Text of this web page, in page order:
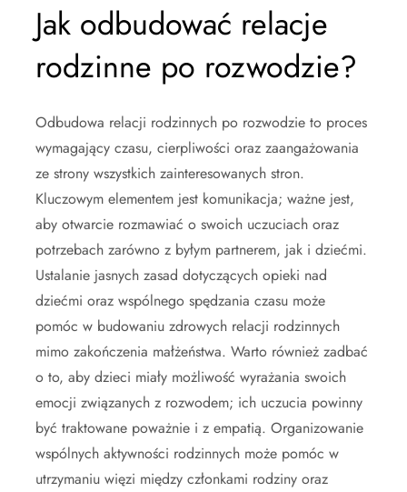
Jak odbudować relacje
rodzinne po rozwodzie?
Odbudowa relacji rodzinnych po rozwodzie to proces
wymagający czasu, cierpliwości oraz zaangażowania
ze strony wszystkich zainteresowanych stron.
Kluczowym elementem jest komunikacja; ważne jest,
aby otwarcie rozmawiać o swoich uczuciach oraz
potrzebach zarówno z byłym partnerem, jak i dziećmi.
Ustalanie jasnych zasad dotyczących opieki nad
dziećmi oraz wspólnego spędzania czasu może
pomóc w budowaniu zdrowych relacji rodzinnych
mimo zakończenia małżeństwa. Warto również zadbać
o to, aby dzieci miały możliwość wyrażania swoich
emocji związanych z rozwodem; ich uczucia powinny
być traktowane poważnie i z empatią. Organizowanie
wspólnych aktywności rodzinnych może pomóc w
utrzymaniu więzi między członkami rodziny oraz